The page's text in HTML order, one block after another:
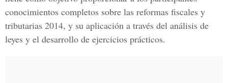
conocimientos completos sobre las reformas fiscales y
tributarias 2014, y su aplicación a través del análisis de
leyes y el desarrollo de ejercicios prácticos.